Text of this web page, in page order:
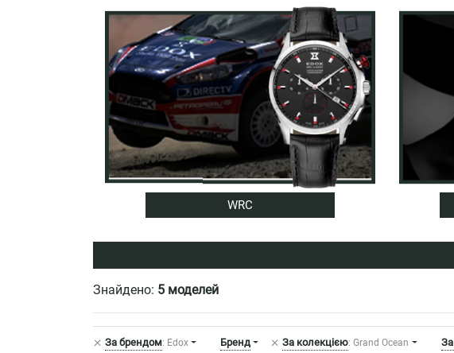
WRC
Знайдено: 5 моделей
За брендом
+ : Edox Бренд За колекцією
+ : Grand Ocean